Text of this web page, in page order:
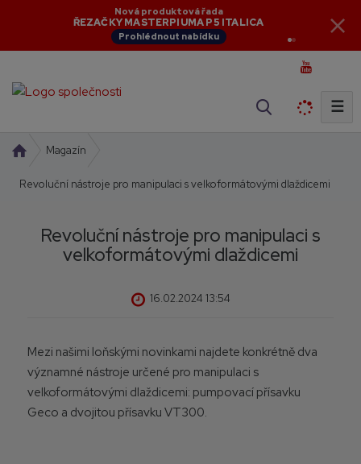
Nová produktová řada
ŘEZAČKY MASTERPIUMA P5 ITALICA
Prohlédnout nabídku
Aktuální novinky
NOVINKY V NABÍDCE
Zobrazit novinky
e
t
☰
o
a
Magazín
Revoluční nástroje pro manipulaci s velkoformátovými dlaždicemi
Revoluční nástroje pro manipulaci s
velkoformátovými dlaždicemi
16.02.2024 13:54
Mezi našimi loňskými novinkami najdete konkrétně dva
významné nástroje určené pro manipulaci s
velkoformátovými dlaždicemi: pumpovací přísavku
Geco a dvojitou přísavku VT300.